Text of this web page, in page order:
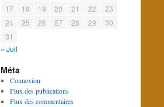
17
18 19 20 21 22
23
24
25 26 27 28 29
30
31
« Juil
Méta
Connexion
Flux des publications
Flux des commentaires